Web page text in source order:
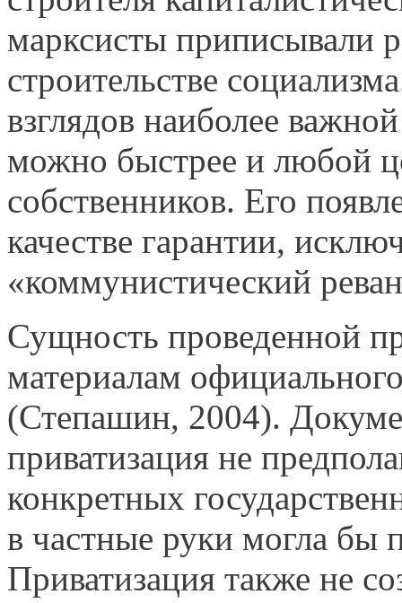
марксисты приписывали
строительстве
взглядов наиболее
можно быстрее и любой
собственников. Его
качестве гарантии,
«коммунистический
Сущность проведенной
материалам
(Степашин, 2004).
приватизация не
конкретных
в частные руки могла бы
Приватизация также не